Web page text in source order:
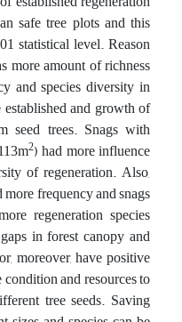
safe tree plots and this
statistical level. Reason
more amount of richness
and species diversity in
and growth of
seed trees. Snags with
2) had more influence
of regeneration. Also,
frequency and snags
regeneration species
in forest canopy and
moreover, have positive
and resources to
tree seeds. Saving